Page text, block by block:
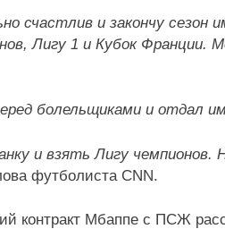
счастлив и закончу сезон
Лигу 1 и Кубок Франции.
болельщиками и отдал
и взять Лигу
футболиста CNN.
контракт Мбаппе с ПСЖ